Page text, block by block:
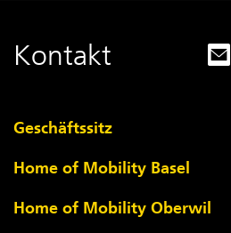
Kontakt
Geschäftssitz
Home of Mobility Basel
Home of Mobility Oberwil